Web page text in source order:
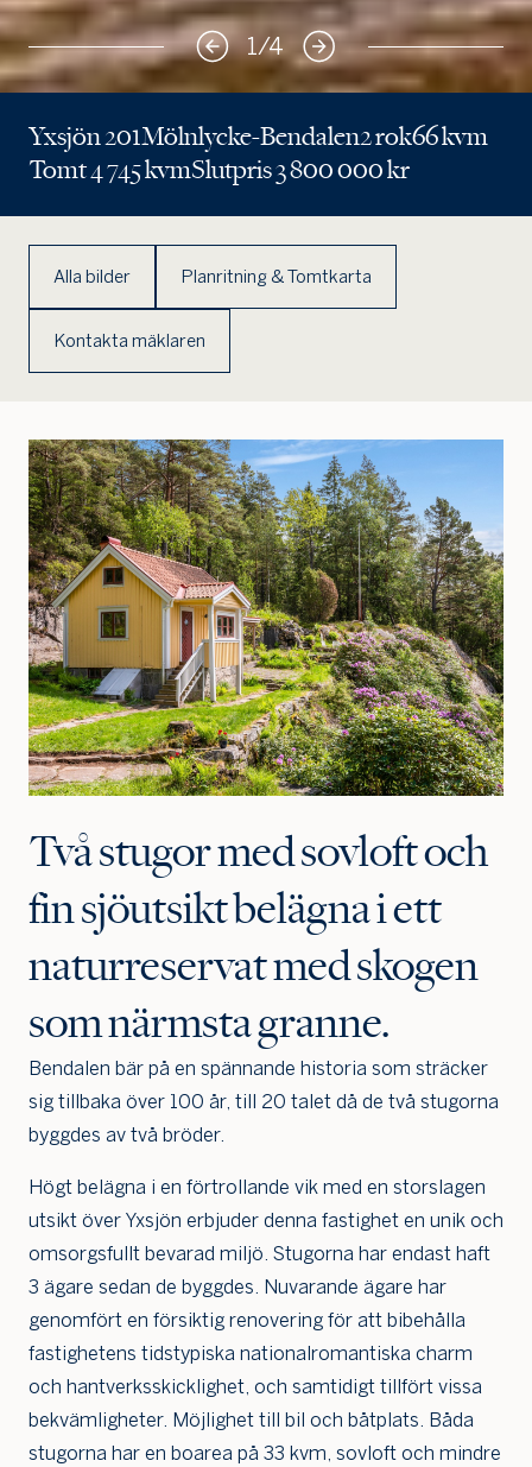
1/4
Yxsjön 201Mölnlycke-Bendalen2 rok66 kvm
Tomt 4 745 kvmSlutpris 3 800 000 kr
Alla bilder Planritning & Tomtkarta
Kontakta mäklaren
Två stugor med sovloft och
fin sjöutsikt belägna i ett
naturreservat med skogen
som närmsta granne.
Bendalen bär på en spännande historia som sträcker
sig tillbaka över 100 år, till 20 talet då de två stugorna
byggdes av två bröder.
Högt belägna i en förtrollande vik med en storslagen
utsikt över Yxsjön erbjuder denna fastighet en unik och
omsorgsfullt bevarad miljö. Stugorna har endast haft
3 ägare sedan de byggdes. Nuvarande ägare har
genomfört en försiktig renovering för att bibehålla
fastighetens tidstypiska nationalromantiska charm
och hantverksskicklighet, och samtidigt tillfört vissa
bekvämligheter. Möjlighet till bil och båtplats. Båda
stugorna har en boarea på 33 kvm, sovloft och mindre